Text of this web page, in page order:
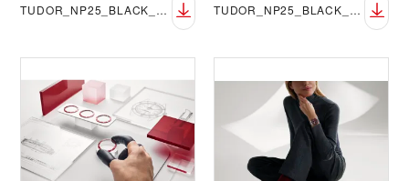
TUDOR_NP25_BLACK_BAY_58_LIFESTYLE-1 TUDOR_NP25_BLACK_BAY_58_LIFESTYLE-2